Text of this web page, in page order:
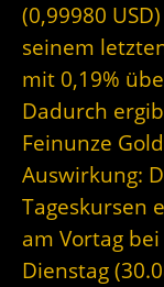
(0,99980
seinem
mit 0,19%
Dadurch
Feinunze
Auswirkung:
Tageskursen
am Vortag
Dienstag